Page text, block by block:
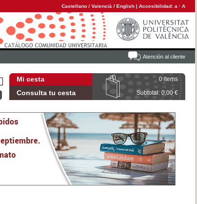
Castellano / Valencià / English | Accesibilidad: a · A
Atención al cliente
Mi cesta 0 items
Consulta tu cesta Subtotal: 0,00 €